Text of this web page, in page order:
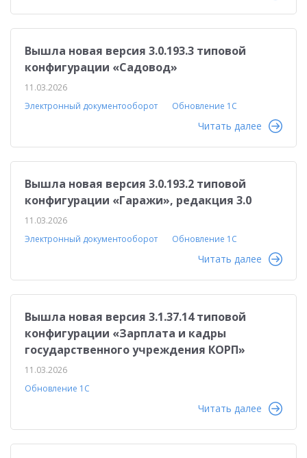
Вышла новая версия 3.0.193.3 типовой
конфигурации «Садовод»
11.03.2026
Электронный документооборот
Обновление 1С
Читать далее
Вышла новая версия 3.0.193.2 типовой
конфигурации «Гаражи», редакция 3.0
11.03.2026
Электронный документооборот
Обновление 1С
Читать далее
Вышла новая версия 3.1.37.14 типовой
конфигурации «Зарплата и кадры
государственного учреждения КОРП»
11.03.2026
Обновление 1С
Читать далее